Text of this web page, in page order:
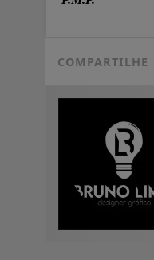
COMPARTILHE